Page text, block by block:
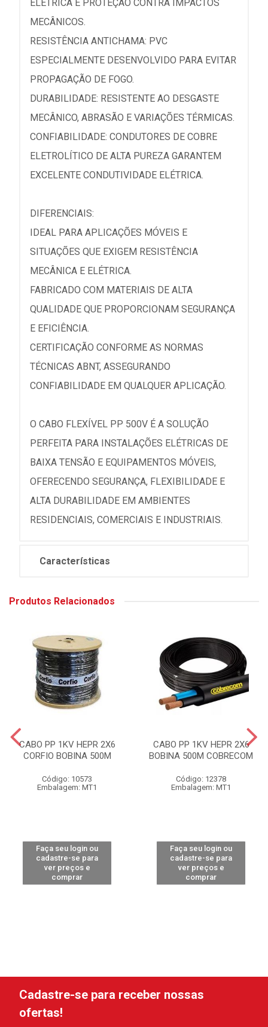
ELÉTRICA E PROTEÇÃO CONTRA IMPACTOS
MECÂNICOS.
RESISTÊNCIA ANTICHAMA: PVC
ESPECIALMENTE DESENVOLVIDO PARA EVITAR
PROPAGAÇÃO DE FOGO.
DURABILIDADE: RESISTENTE AO DESGASTE
MECÂNICO, ABRASÃO E VARIAÇÕES TÉRMICAS.
CONFIABILIDADE: CONDUTORES DE COBRE
ELETROLÍTICO DE ALTA PUREZA GARANTEM
EXCELENTE CONDUTIVIDADE ELÉTRICA.
DIFERENCIAIS:
IDEAL PARA APLICAÇÕES MÓVEIS E
SITUAÇÕES QUE EXIGEM RESISTÊNCIA
MECÂNICA E ELÉTRICA.
FABRICADO COM MATERIAIS DE ALTA
QUALIDADE QUE PROPORCIONAM SEGURANÇA
E EFICIÊNCIA.
CERTIFICAÇÃO CONFORME AS NORMAS
TÉCNICAS ABNT, ASSEGURANDO
CONFIABILIDADE EM QUALQUER APLICAÇÃO.
O CABO FLEXÍVEL PP 500V É A SOLUÇÃO
PERFEITA PARA INSTALAÇÕES ELÉTRICAS DE
BAIXA TENSÃO E EQUIPAMENTOS MÓVEIS,
OFERECENDO SEGURANÇA, FLEXIBILIDADE E
ALTA DURABILIDADE EM AMBIENTES
RESIDENCIAIS, COMERCIAIS E INDUSTRIAIS.
Características
Produtos Relacionados
CABO PP 1KV HEPR 2X6
CORFIO BOBINA 500M
Código: 10573
Embalagem: MT1
Faça seu login ou
cadastre-se para
ver preços e
comprar
CABO PP 1KV HEPR 2X6
BOBINA 500M COBRECOM
Código: 12378
Embalagem: MT1
Faça seu login ou
cadastre-se para
ver preços e
comprar
Cadastre-se para receber nossas
ofertas!